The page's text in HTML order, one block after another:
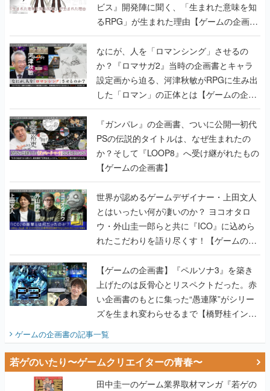
ビス』開発陣に聞く、「生まれた意味を知
るRPG」が生まれた理由【ゲームの企画
書】
なにが、人を「ロマンシング」させるの
か？『ロマサガ2』当時の企画書とキャラ
設定画から迫る、河津秋敏がRPGに生み出
した「ロマン」の正体とは【ゲームの企画
書】
『ガンパレ』の企画書、ついに公開━初代
PSの伝説的タイトルは、なぜ生まれたの
か？そして『LOOP8』へ受け継がれたもの
【ゲームの企画書】
世界が認めるゲームデザイナー・上田文人
とはいったい何が凄いのか？ ヨコオタロ
ウ・外山圭一郎らと共に『ICO』に込めら
れたこだわりを語り尽くす！【ゲームの企
画書】
【ゲームの企画書】『ペルソナ3』を築き
上げたのは反骨心とリスペクトだった。赤
い企画書のもとに集った“愚連隊”がシリー
ズを生まれ変わらせるまで【橋野桂インタ
ビュー】
ゲームの企画書の記事一覧
若ゲのいたり〜ゲームクリエイターの青春〜
田中圭一のゲーム業界取材マンガ『若ゲの